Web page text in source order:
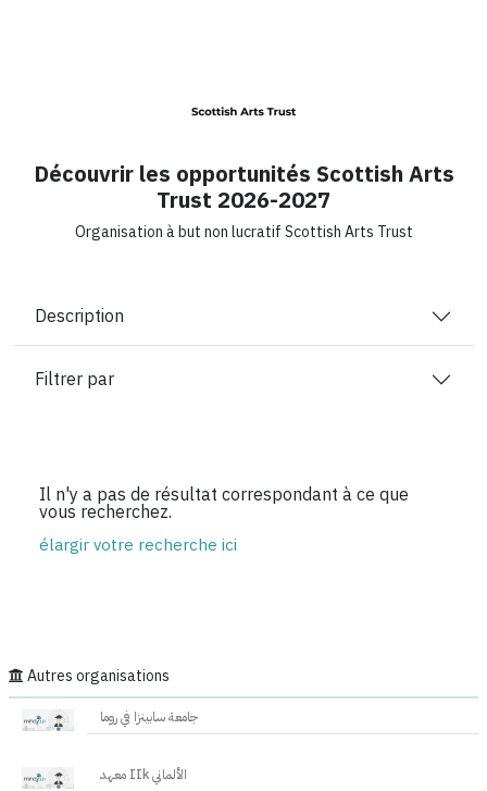
Découvrir les opportunités Scottish Arts
Trust 2026-2027
Organisation à but non lucratif Scottish Arts Trust
Description
Filtrer par
Il n'y a pas de résultat correspondant à ce que
vous recherchez.
élargir votre recherche ici
Autres organisations
جامعة سابينزا في روما
معهد IIk الألماني